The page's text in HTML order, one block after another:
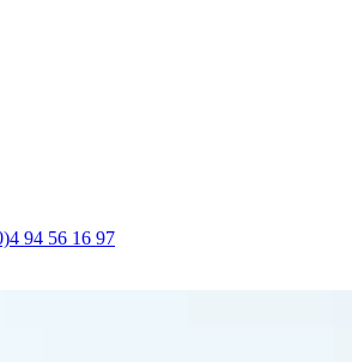
94 56 16 97